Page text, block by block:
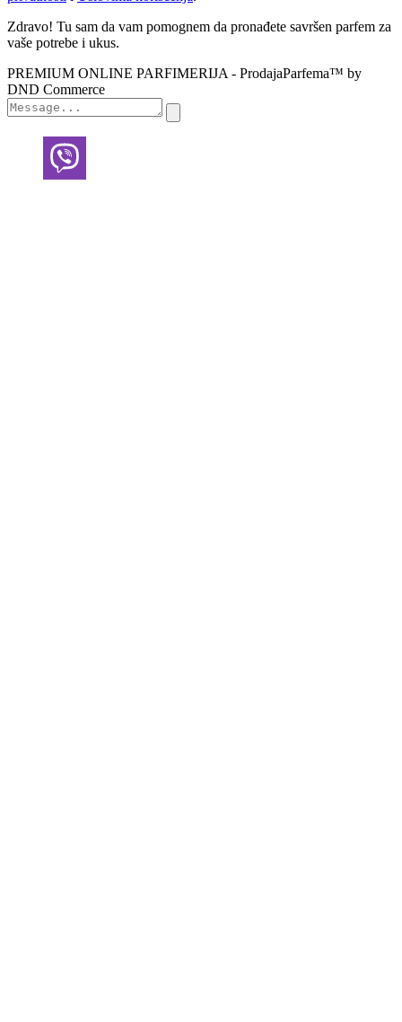
Zdravo! Tu sam da vam pomognem da pronađete savršen parfem za
vaše potrebe i ukus.
PREMIUM ONLINE PARFIMERIJA - ProdajaParfema™ by
DND Commerce